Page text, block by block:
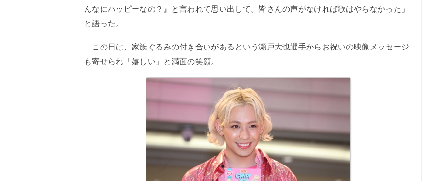
んなにハッピーなの？』と言われて思い出して。皆さんの声がなければ歌はやらなかった」
と語った。
この日は、家族ぐるみの付き合いがあるという瀬戸大也選手からお祝いの映像メッセージ
も寄せられ「嬉しい」と満面の笑顔。